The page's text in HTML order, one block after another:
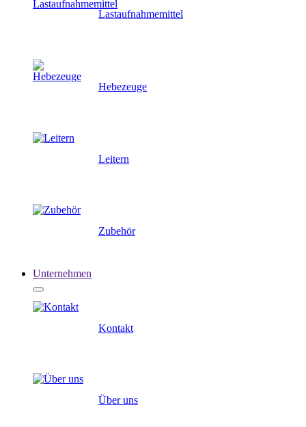
Lastaufnahmemittel
Hebezeuge
Leitern
Zubehör
Unternehmen
Kontakt
Über uns